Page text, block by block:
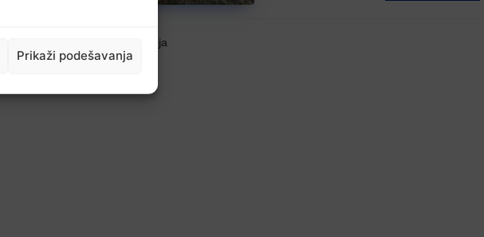
Prikaži podešavanja
dolazaka, ali više noćenja